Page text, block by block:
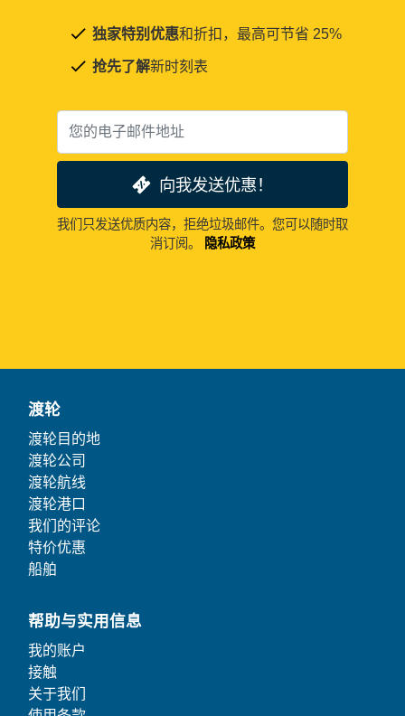
独家特别优惠和折扣，最高可节省 25%
抢先了解新时刻表
向我发送优惠！
我们只发送优质内容，拒绝垃圾邮件。您可以随时取
消订阅。
隐私政策
渡轮
渡轮目的地
渡轮公司
渡轮航线
渡轮港口
我们的评论
特价优惠
船舶
帮助与实用信息
我的账户
接触
关于我们